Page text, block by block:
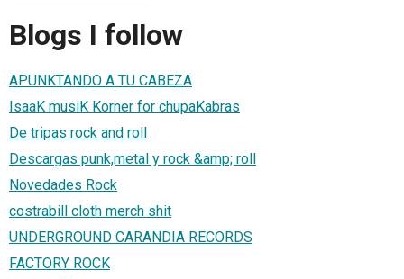
Blogs I follow
APUNKTANDO A TU CABEZA
IsaaK musiK Korner for chupaKabras
De tripas rock and roll
Descargas punk,metal y rock &amp; roll
Novedades Rock
costrabill cloth merch shit
UNDERGROUND CARANDIA RECORDS
FACTORY ROCK